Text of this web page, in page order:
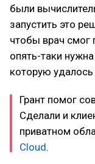
были
запустить это
чтобы врач смог
опять-таки
которую удалось
Грант помог
Сделали и
приватном
Cloud.